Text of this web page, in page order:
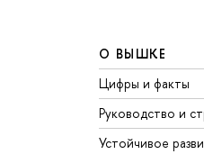
О ВЫШКЕ
Цифры и факты
Руководство и
Устойчивое